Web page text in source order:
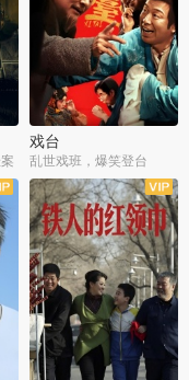
戏台
乱世戏班，爆笑登台